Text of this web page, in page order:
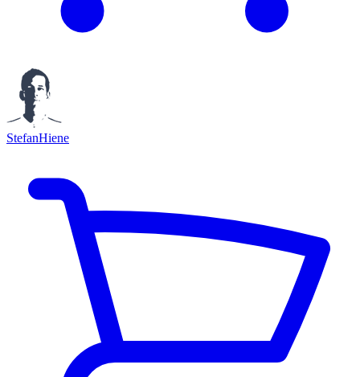
StefanHiene